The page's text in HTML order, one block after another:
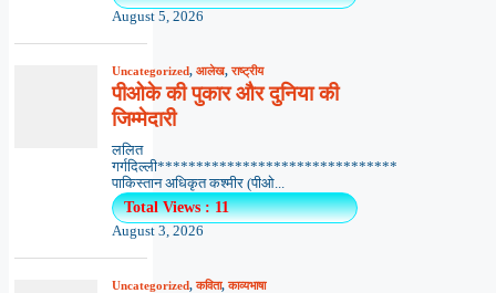
August 5, 2026
Uncategorized, आलेख,राष्ट्रीय
पीओके की पुकार और दुनिया की
जिम्मेदारी
ललित
गर्गदिल्ली*******************************
पाकिस्तान अधिकृत कश्मीर (पीओ...
Total Views : 11
August 3, 2026
Uncategorized,कविता,काव्यभाषा